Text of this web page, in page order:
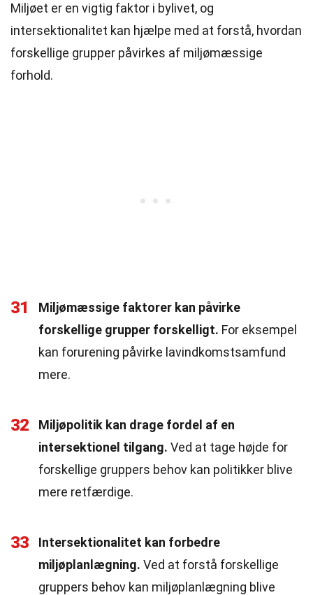
Miljøet er en vigtig faktor i bylivet, og
intersektionalitet kan hjælpe med at forstå, hvordan
forskellige grupper påvirkes af miljømæssige
forhold.
31
Miljømæssige faktorer kan påvirke
forskellige grupper forskelligt. For eksempel
kan forurening påvirke lavindkomstsamfund
mere.
32
Miljøpolitik kan drage fordel af en
intersektionel tilgang. Ved at tage højde for
forskellige gruppers behov kan politikker blive
mere retfærdige.
33
Intersektionalitet kan forbedre
miljøplanlægning. Ved at forstå forskellige
gruppers behov kan miljøplanlægning blive